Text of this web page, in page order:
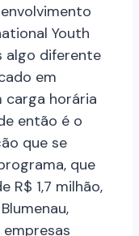
Youth
algo diferente
em
horária
então é o
que se
que
R$ 1,7 milhão,